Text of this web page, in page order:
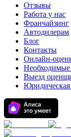
Отзывы
Работа у нас
Франчайзинг
Автодилерам
Блог
Контакты
Онлайн-
Выезд